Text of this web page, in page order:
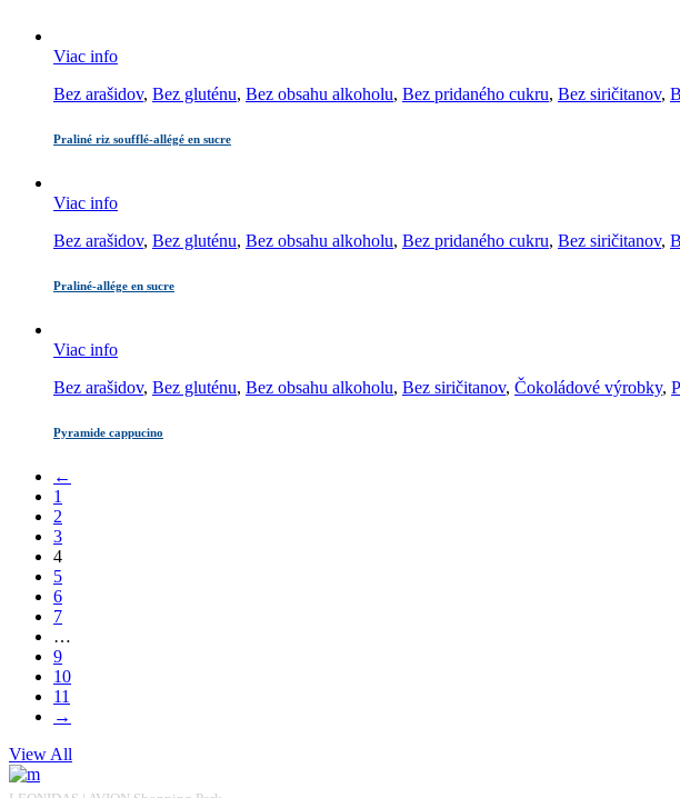
Viac info
Bez arašidov, Bez gluténu, Bez obsahu alkoholu, Bez pridaného cukru, Bez siričitanov,
Praliné riz soufflé-allégé en sucre
Viac info
Bez arašidov, Bez gluténu, Bez obsahu alkoholu, Bez pridaného cukru, Bez siričitanov,
Praliné-allége en sucre
Viac info
Bez arašidov, Bez gluténu, Bez obsahu alkoholu, Bez siričitanov, Čokoládové výrobky,
Pyramide cappucino
←
1
2
3
4
5
6
7
…
9
10
11
→
View All